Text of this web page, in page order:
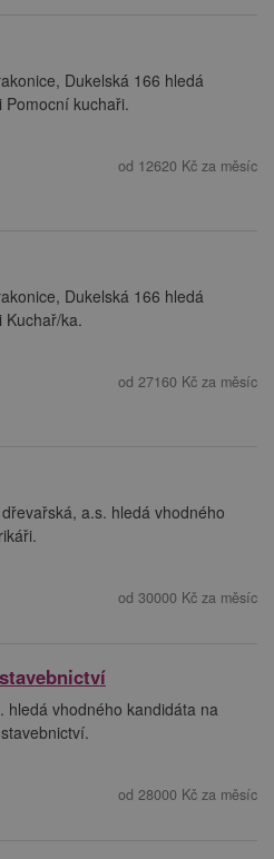
Dukelská 166 hledá
kuchaři.
od 12620 Kč za měsíc
Dukelská 166 hledá
Kuchař/ka.
od 27160 Kč za měsíc
a.s. hledá vhodného
od 30000 Kč za měsíc
hledá vhodného kandidáta na
od 28000 Kč za měsíc